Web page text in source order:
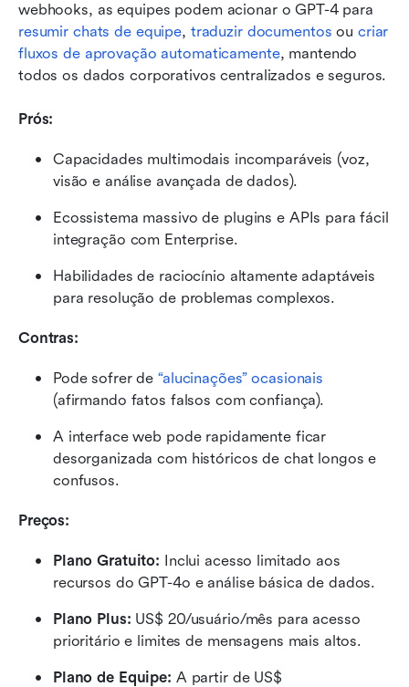
resumir chats de equipe, traduzir documentos ou criar
fluxos de aprovação automaticamente, mantendo
todos os dados corporativos centralizados e seguros.
Prós:
Capacidades multimodais incomparáveis (voz,
visão e análise avançada de dados).
Ecossistema massivo de plugins e APIs para fácil
integração com Enterprise.
Habilidades de raciocínio altamente adaptáveis
para resolução de problemas complexos.
Contras:
Pode sofrer de “alucinações” ocasionais
(afirmando fatos falsos com confiança).
A interface web pode rapidamente ficar
desorganizada com históricos de chat longos e
confusos.
Preços:
Plano Gratuito: Inclui acesso limitado aos
recursos do GPT-4o e análise básica de dados.
Plano Plus: US$ 20/usuário/mês para acesso
prioritário e limites de mensagens mais altos.
Plano de Equipe: A partir de US$